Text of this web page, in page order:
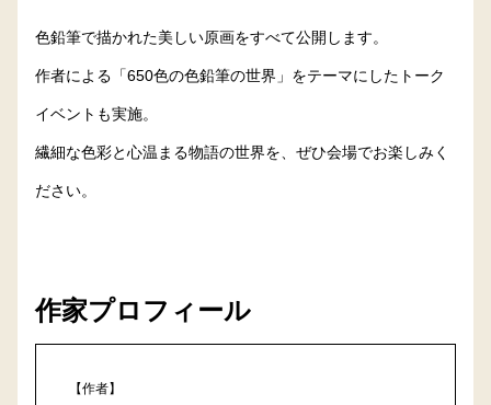
色鉛筆で描かれた美しい原画をすべて公開します。
作者による「650色の色鉛筆の世界」をテーマにしたトーク
イベントも実施。
繊細な色彩と心温まる物語の世界を、ぜひ会場でお楽しみく
ださい。
作家プロフィール
【作者】